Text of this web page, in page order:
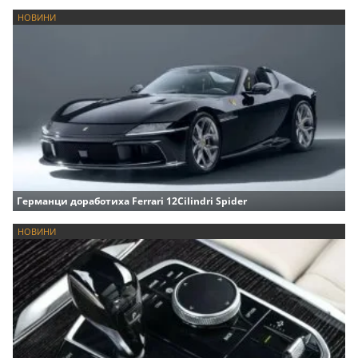
НОВИНИ
Германци доработиха Ferrari 12Cilindri Spider
НОВИНИ